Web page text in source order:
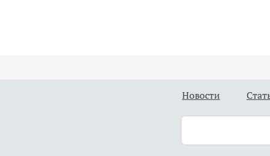
Новости